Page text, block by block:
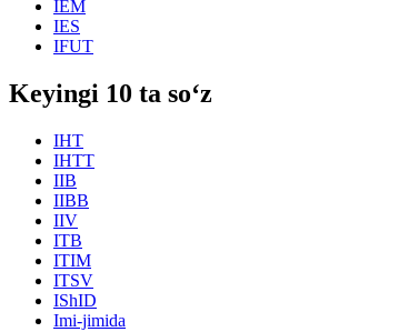
IEM
IES
IFUT
Keyingi 10 ta so‘z
IHT
IHTT
IIB
IIBB
IIV
ITB
ITIM
ITSV
IShID
Imi-jimida